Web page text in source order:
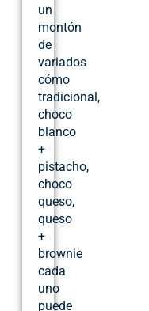
un
montón
de
variados
cómo
tradicional,
choco
blanco
+
pistacho,
choco
queso,
queso
+
brownie
cada
uno
puede